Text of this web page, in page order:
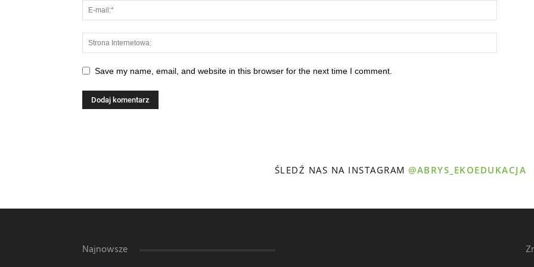
Save my name, email, and website in this browser for the next time I comment.
ŚLEDŹ NAS NA INSTAGRAM@ABRYS_EKOEDUKACJA
Najnowsze